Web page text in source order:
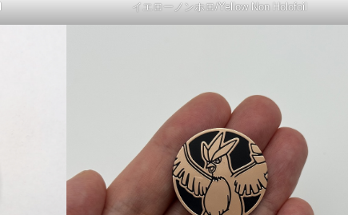
イエローノンホロ/Yellow Non Holofoil